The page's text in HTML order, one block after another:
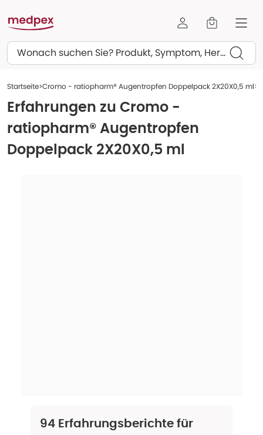
Suchen
Startseite Cromo - ratiopharm® Augentropfen Doppelpack 2X20X0,5 ml
Erfahrungen zu Cromo -
ratiopharm® Augentropfen
Doppelpack 2X20X0,5 ml
94 Erfahrungsberichte für